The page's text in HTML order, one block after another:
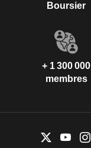
Boursier
+ 1 300 000
membres